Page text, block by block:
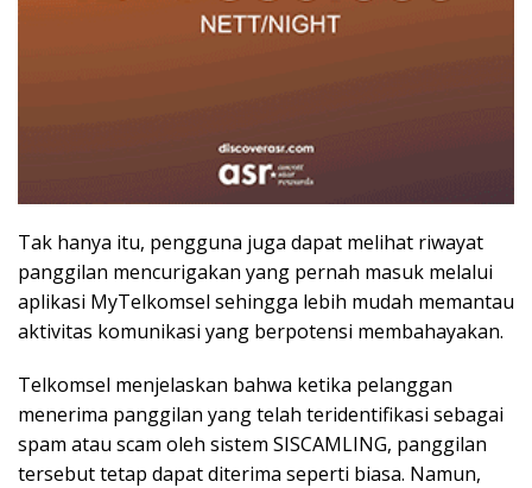
Tak hanya itu, pengguna juga dapat melihat riwayat
panggilan mencurigakan yang pernah masuk melalui
aplikasi MyTelkomsel sehingga lebih mudah memantau
aktivitas komunikasi yang berpotensi membahayakan.
Telkomsel menjelaskan bahwa ketika pelanggan
menerima panggilan yang telah teridentifikasi sebagai
spam atau scam oleh sistem SISCAMLING, panggilan
tersebut tetap dapat diterima seperti biasa. Namun,